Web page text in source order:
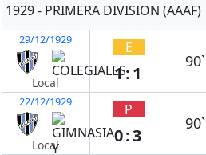
1929 - PRIMERA DIVISION (AAAF)
29/12/1929
Local
E
1:1
90`
22/12/1929
Local
P
0:3
90`